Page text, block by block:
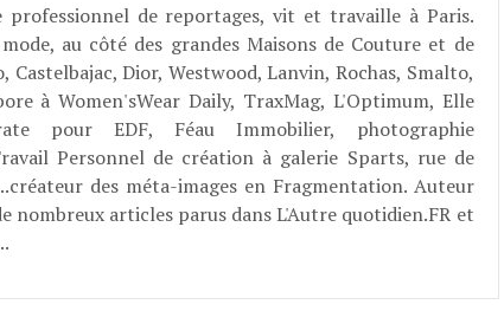
professionnel de reportages, vit et travaille à Paris.
au côté des grandes Maisons de Couture et de
Castelbajac, Dior, Westwood, Lanvin, Rochas, Smalto,
à Women'sWear Daily, TraxMag, L'Optimum, Elle
pour EDF, Féau Immobilier, photographie
Personnel de création à galerie Sparts, rue de
des méta-images en Fragmentation. Auteur
nombreux articles parus dans L'Autre quotidien.FR et